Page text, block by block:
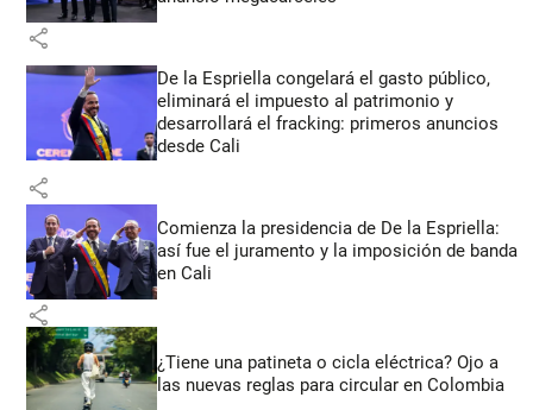
share
De la Espriella congelará el gasto público,
eliminará el impuesto al patrimonio y
desarrollará el fracking: primeros anuncios
desde Cali
share
Comienza la presidencia de De la Espriella:
así fue el juramento y la imposición de banda
en Cali
share
¿Tiene una patineta o cicla eléctrica? Ojo a
las nuevas reglas para circular en Colombia